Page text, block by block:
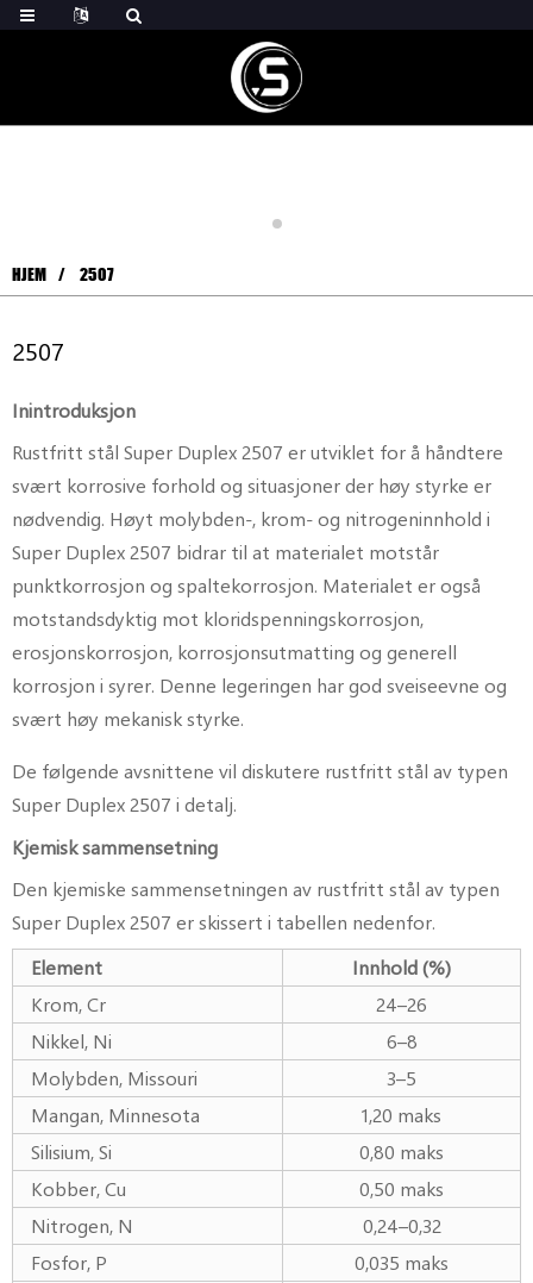
HJEM 2507
2507
Inintroduksjon
Rustfritt stål Super Duplex 2507 er utviklet for å håndtere
svært korrosive forhold og situasjoner der høy styrke er
nødvendig. Høyt molybden-, krom- og nitrogeninnhold i
Super Duplex 2507 bidrar til at materialet motstår
punktkorrosjon og spaltekorrosjon. Materialet er også
motstandsdyktig mot kloridspenningskorrosjon,
erosjonskorrosjon, korrosjonsutmatting og generell
korrosjon i syrer. Denne legeringen har god sveiseevne og
svært høy mekanisk styrke.
De følgende avsnittene vil diskutere rustfritt stål av typen
Super Duplex 2507 i detalj.
Kjemisk sammensetning
Den kjemiske sammensetningen av rustfritt stål av typen
Super Duplex 2507 er skissert i tabellen nedenfor.
Element
Innhold (%)
Krom, Cr
24–26
Nikkel, Ni
6–8
Molybden, Missouri
3–5
Mangan, Minnesota
1,20 maks
Silisium, Si
0,80 maks
Kobber, Cu
0,50 maks
Nitrogen, N
0,24–0,32
Fosfor, P
0,035 maks